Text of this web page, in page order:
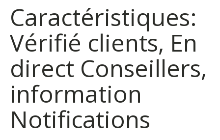
Caractéristiques:
Vérifié clients, En
direct Conseillers,
information
Notifications